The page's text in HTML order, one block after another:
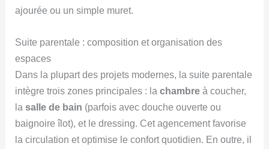
ajourée ou un simple muret.
Suite parentale : composition et organisation des
espaces
Dans la plupart des projets modernes, la suite parentale
intègre trois zones principales : lachambre à coucher,
lasalle de bain (parfois avec douche ouverte ou
baignoire îlot), et le dressing. Cet agencement favorise
la circulation et optimise le confort quotidien. En outre, il